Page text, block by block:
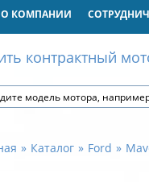
О КОМПАНИИ
контрактный
Каталог Ford